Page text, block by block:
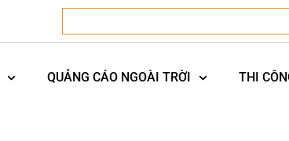
QUẢNG CÁO NGOÀI TRỜI THI